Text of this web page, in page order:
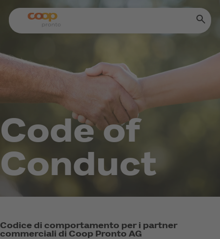
Code of
Conduct
Codice di comportamento per i partner
commerciali di Coop Pronto AG